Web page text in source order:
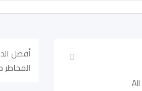
أفضل
المخاطر